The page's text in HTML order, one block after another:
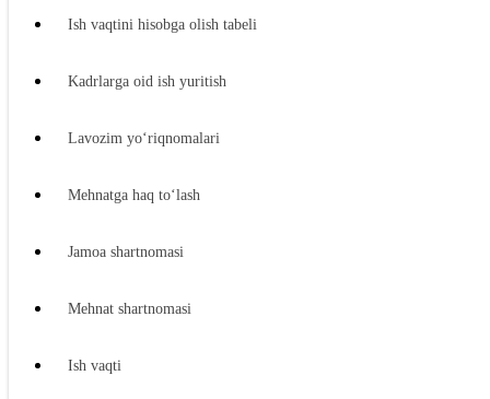
Ish vaqtini hisobga olish tabeli
Kadrlarga oid ish yuritish
Lavozim yoʻriqnomalari
Mehnatga haq toʻlash
Jamoa shartnomasi
Mehnat shartnomasi
Ish vaqti